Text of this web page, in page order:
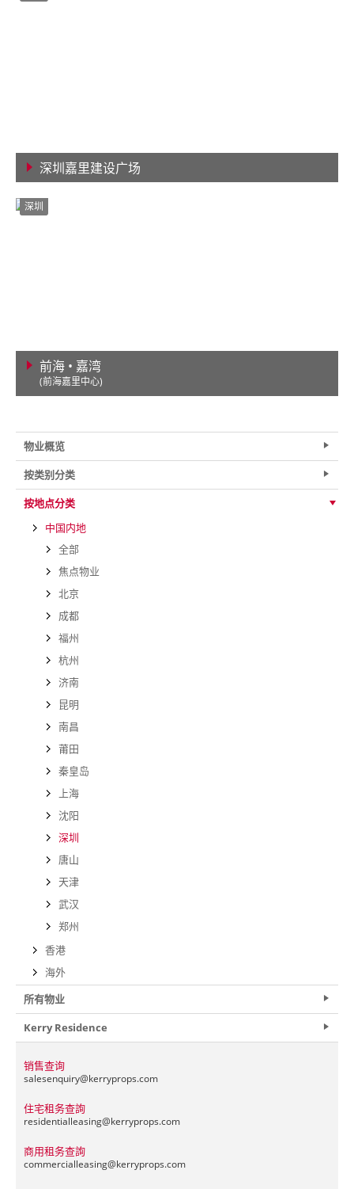
深圳嘉里建设广场
深圳
前海 • 嘉湾
(前海嘉里中心)
物业概览
按类别分类
按地点分类
中国内地
全部
焦点物业
北京
成都
福州
杭州
济南
昆明
南昌
莆田
秦皇岛
上海
沈阳
深圳
唐山
天津
武汉
郑州
香港
海外
所有物业
Kerry Residence
销售查询
salesenquiry@kerryprops.com
住宅租务查詢
residentialleasing@kerryprops.com
商用租务查詢
commercialleasing@kerryprops.com